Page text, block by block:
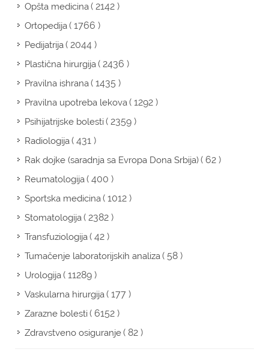
Opšta medicina( 2142 )
Ortopedija( 1766 )
Pedijatrija( 2044 )
Plastična hirurgija( 2436 )
Pravilna ishrana( 1435 )
Pravilna upotreba lekova( 1292 )
Psihijatrijske bolesti( 2359 )
Radiologija( 431 )
Rak dojke (saradnja sa Evropa Dona Srbija)( 62 )
Reumatologija( 400 )
Sportska medicina( 1012 )
Stomatologija( 2382 )
Transfuziologija( 42 )
Tumačenje laboratorijskih analiza( 58 )
Urologija( 11289 )
Vaskularna hirurgija( 177 )
Zarazne bolesti( 6152 )
Zdravstveno osiguranje( 82 )